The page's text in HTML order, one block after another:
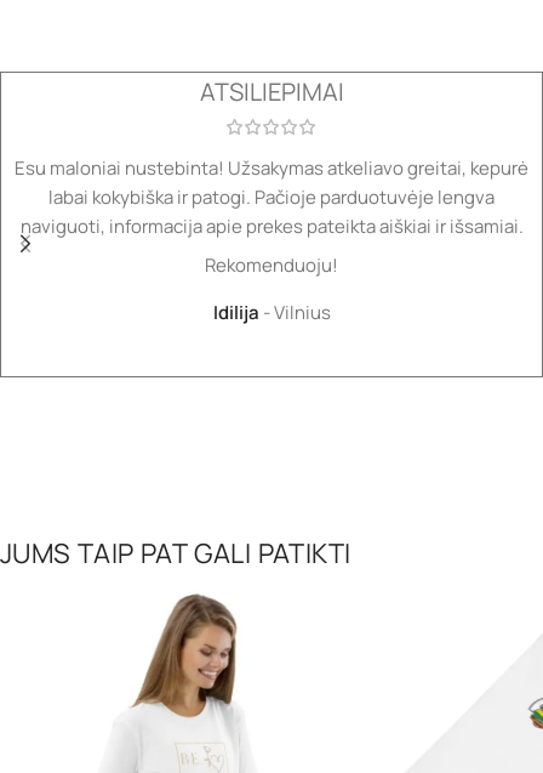
ATSILIEPIMAI
Esu maloniai nustebinta! Užsakymas atkeliavo greitai, kepurė
labai kokybiška ir patogi. Pačioje parduotuvėje lengva
naviguoti, informacija apie prekes pateikta aiškiai ir išsamiai.
Rekomenduoju!
Idilija
Vilnius
JUMS TAIP PAT GALI PATIKTI